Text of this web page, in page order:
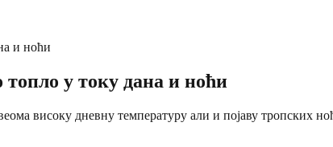
и ноћи
у току дана и ноћи
високу дневну температуру али и појаву тропских